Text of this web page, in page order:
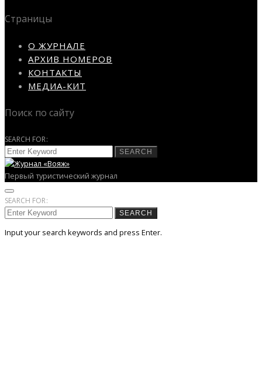
Страницы
О ЖУРНАЛЕ
АРХИВ НОМЕРОВ
КОНТАКТЫ
МЕДИА-КИТ
Поиск по сайту
SEARCH FOR:
SEARCH
Первый туристический журнал
SEARCH FOR:
SEARCH
Input your search keywords and press Enter.